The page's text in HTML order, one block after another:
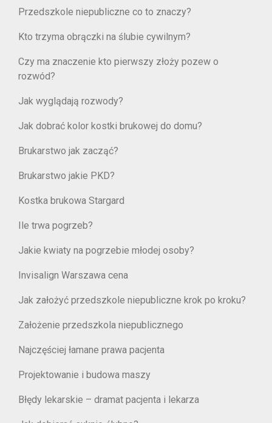
Przedszkole niepubliczne co to znaczy?
Kto trzyma obrączki na ślubie cywilnym?
Czy ma znaczenie kto pierwszy złoży pozew o
rozwód?
Jak wyglądają rozwody?
Jak dobrać kolor kostki brukowej do domu?
Brukarstwo jak zacząć?
Brukarstwo jakie PKD?
Kostka brukowa Stargard
Ile trwa pogrzeb?
Jakie kwiaty na pogrzebie młodej osoby?
Invisalign Warszawa cena
Jak założyć przedszkole niepubliczne krok po kroku?
Założenie przedszkola niepublicznego
Najczęściej łamane prawa pacjenta
Projektowanie i budowa maszy
Błędy lekarskie – dramat pacjenta i lekarza